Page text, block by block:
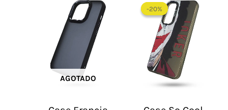
AGOTADO
-20%
-20%
precio
original
era:
$ 60.000.